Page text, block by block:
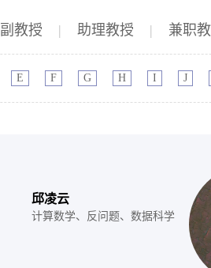
副教授 | 助理教授 | 兼职
E F G H I J
邱凌云
计算数学、反问题、数据科学